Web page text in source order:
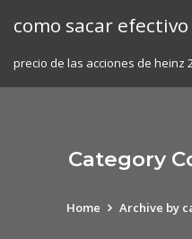
como sacar
precio de las acciones de heinz
Category
Home Archive by